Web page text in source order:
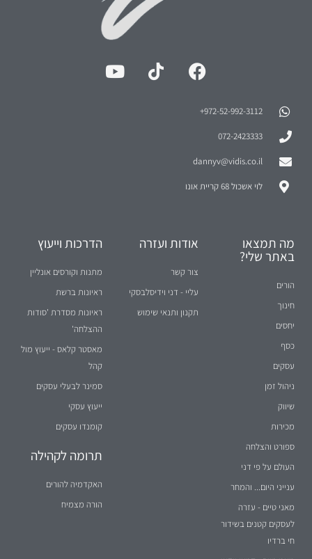
972-52-992-3112⁩+
072-2423333
dannyv@vidis.co.il
לוי אשכול 68 קריית אונו
מה תמצאו
באתר שלי?
הורים
חינוך
יחסים
כסף
עסקים
ניהול זמן
שיווק
מכירות
ספורט והצלחה
העולם על פי דני
ענייני היום... והמחר
מאני טיים - עזרה
לעסקים קטנים בשידור
חי ברדיו
אודות ועזרה
צור קשר
עליי - דני וידיסלבסקי
תקנון ותנאי שימוש
הדרכות וייעוץ
מתנות וקורסים אונליין
ראיונות ברשת
ראיונות מסדרת 'סודות
ההצלחה'
מאסטר קלאס - ייעוץ מול
קהל
סמינר לבעלי עסקים
ייעוץ עסקי
קומנדו עסקים
תרומה לקהילה
האקדמיה להורים
הורה מצמיח